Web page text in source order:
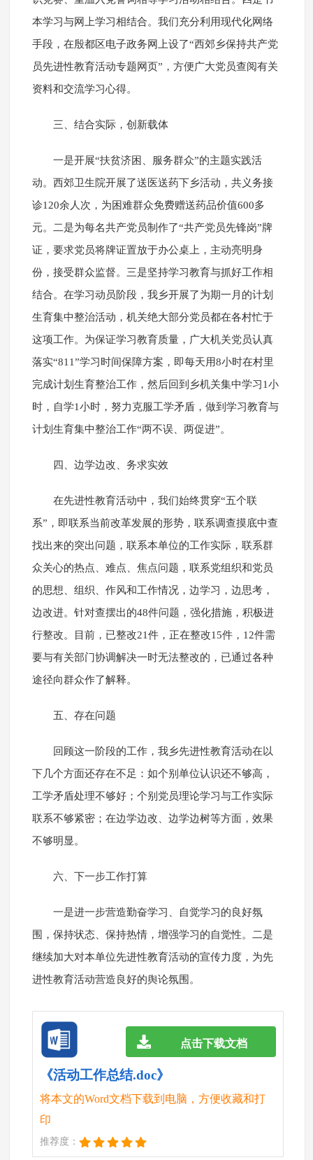
本学习与网上学习相结合。我们充分利用现代化网络
手段，在殷都区电子政务网上设了“西郊乡保持共产党
员先进性教育活动专题网页”，方便广大党员查阅有关
资料和交流学习心得。
三、结合实际，创新载体
一是开展“扶贫济困、服务群众”的主题实践活
动。西郊卫生院开展了送医送药下乡活动，共义务接
诊120余人次，为困难群众免费赠送药品价值600多
元。二是为每名共产党员制作了“共产党员先锋岗”牌
证，要求党员将牌证置放于办公桌上，主动亮明身
份，接受群众监督。三是坚持学习教育与抓好工作相
结合。在学习动员阶段，我乡开展了为期一月的计划
生育集中整治活动，机关绝大部分党员都在各村忙于
这项工作。为保证学习教育质量，广大机关党员认真
落实“811”学习时间保障方案，即每天用8小时在村里
完成计划生育整治工作，然后回到乡机关集中学习1小
时，自学1小时，努力克服工学矛盾，做到学习教育与
计划生育集中整治工作“两不误、两促进”。
四、边学边改、务求实效
在先进性教育活动中，我们始终贯穿“五个联
系”，即联系当前改革发展的形势，联系调查摸底中查
找出来的突出问题，联系本单位的工作实际，联系群
众关心的热点、难点、焦点问题，联系党组织和党员
的思想、组织、作风和工作情况，边学习，边思考，
边改进。针对查摆出的48件问题，强化措施，积极进
行整改。目前，已整改21件，正在整改15件，12件需
要与有关部门协调解决一时无法整改的，已通过各种
途径向群众作了解释。
五、存在问题
回顾这一阶段的工作，我乡先进性教育活动在以
下几个方面还存在不足：如个别单位认识还不够高，
工学矛盾处理不够好；个别党员理论学习与工作实际
联系不够紧密；在边学边改、边学边树等方面，效果
不够明显。
六、下一步工作打算
一是进一步营造勤奋学习、自觉学习的良好氛
围，保持状态、保持热情，增强学习的自觉性。二是
继续加大对本单位先进性教育活动的宣传力度，为先
进性教育活动营造良好的舆论氛围。
《活动工作总结.doc》
将本文的Word文档下载到电脑，方便收藏和打
印
推荐度：
点击下载文档